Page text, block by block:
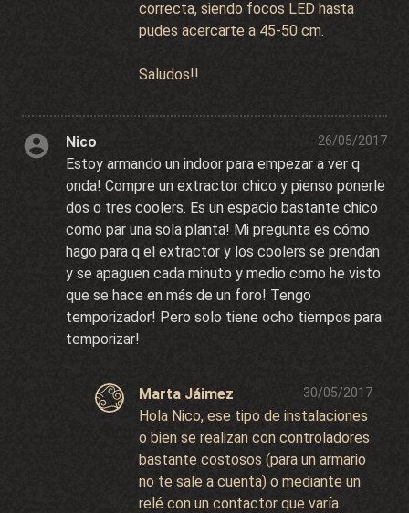
correcta, siendo focos LED hasta
pudes acercarte a 45-50 cm.
Saludos!!
Nico 26/05/2017
Estoy armando un indoor para empezar a ver q
onda! Compre un extractor chico y pienso ponerle
dos o tres coolers. Es un espacio bastante chico
como par una sola planta! Mi pregunta es cómo
hago para q el extractor y los coolers se prendan
y se apaguen cada minuto y medio como he visto
que se hace en más de un foro! Tengo
temporizador! Pero solo tiene ocho tiempos para
temporizar!
Marta Jáimez 30/05/2017
Hola Nico, ese tipo de instalaciones
o bien se realizan con controladores
bastante costosos (para un armario
no te sale a cuenta) o mediante un
relé con un contactor que varía